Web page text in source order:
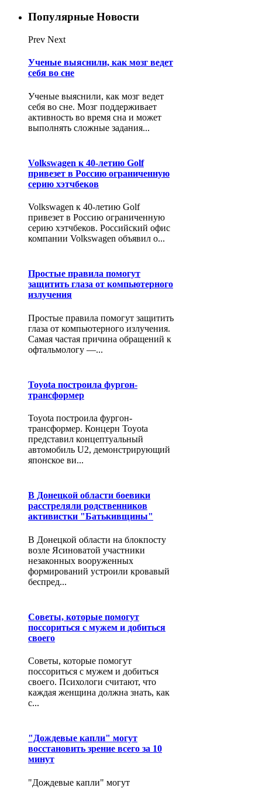
Популярные Новости
Prev Next
Ученые выяснили, как мозг ведет
себя во сне
Ученые выяснили, как мозг ведет
себя во сне. Мозг поддерживает
активность во время сна и может
выполнять сложные задания...
Volkswagen к 40-летию Golf
привезет в Россию ограниченную
серию хэтчбеков
Volkswagen к 40-летию Golf
привезет в Россию ограниченную
серию хэтчбеков. Российский офис
компании Volkswagen объявил о...
Простые правила помогут
защитить глаза от компьютерного
излучения
Простые правила помогут защитить
глаза от компьютерного излучения.
Самая частая причина обращений к
офтальмологу —...
Toyota построила фургон-
трансформер
Toyota построила фургон-
трансформер. Концерн Toyota
представил концептуальный
автомобиль U2, демонстрирующий
японское ви...
В Донецкой области боевики
расстреляли родственников
активистки "Батькивщины"
В Донецкой области на блокпосту
возле Ясиноватой участники
незаконных вооруженных
формирований устроили кровавый
беспред...
Советы, которые помогут
поссориться с мужем и добиться
своего
Советы, которые помогут
поссориться с мужем и добиться
своего. Психологи считают, что
каждая женщина должна знать, как
с...
"Дождевые капли" могут
восстановить зрение всего за 10
минут
"Дождевые капли" могут